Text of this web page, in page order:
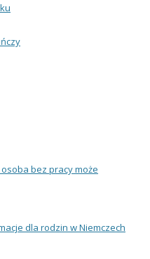
bez pracy może
dla rodzin w Niemczech